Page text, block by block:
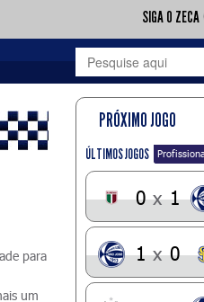
SIGA O ZECA
para
um
PRÓXIMO JOGO
ÚLTIMOS JOGOS
0 x 1
1 x 0